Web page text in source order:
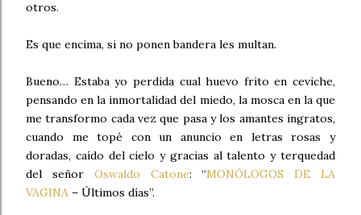
otros.
Es que encima, si no ponen bandera les multan.
Bueno… Estaba yo perdida cual huevo frito en ceviche,
pensando en la inmortalidad del miedo, la mosca en la que
me transformo cada vez que pasa y los amantes ingratos,
cuando me topé con un anuncio en letras rosas y
doradas, caído del cielo y gracias al talento y terquedad
del señor Oswaldo Catone: “MONÓLOGOS DE LA
VAGINA – Últimos días”.